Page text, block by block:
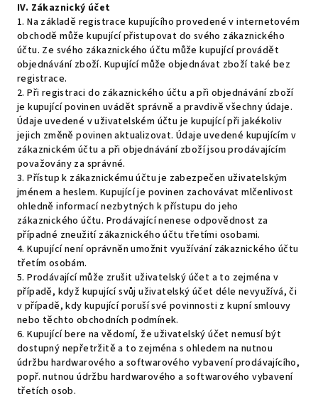
IV. Zákaznický účet
1. Na základě registrace kupujícího provedené v internetovém
obchodě může kupující přistupovat do svého zákaznického
účtu. Ze svého zákaznického účtu může kupující provádět
objednávání zboží. Kupující může objednávat zboží také bez
registrace.
2. Při registraci do zákaznického účtu a při objednávání zboží
je kupující povinen uvádět správně a pravdivě všechny údaje.
Údaje uvedené v uživatelském účtu je kupující při jakékoliv
jejich změně povinen aktualizovat. Údaje uvedené kupujícím v
zákaznickém účtu a při objednávání zboží jsou prodávajícím
považovány za správné.
3. Přístup k zákaznickému účtu je zabezpečen uživatelským
jménem a heslem. Kupující je povinen zachovávat mlčenlivost
ohledně informací nezbytných k přístupu do jeho
zákaznického účtu. Prodávající nenese odpovědnost za
případné zneužití zákaznického účtu třetími osobami.
4. Kupující není oprávněn umožnit využívání zákaznického účtu
třetím osobám.
5. Prodávající může zrušit uživatelský účet a to zejména v
případě, když kupující svůj uživatelský účet déle nevyužívá, či
v případě, kdy kupující poruší své povinnosti z kupní smlouvy
nebo těchto obchodních podmínek.
6. Kupující bere na vědomí, že uživatelský účet nemusí být
dostupný nepřetržitě a to zejména s ohledem na nutnou
údržbu hardwarového a softwarového vybavení prodávajícího,
popř. nutnou údržbu hardwarového a softwarového vybavení
třetích osob.